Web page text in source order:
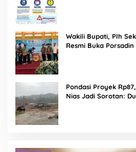
Wakili Bupati, Plh
Resmi Buka
Pondasi Proyek
Nias Jadi Sorotan: